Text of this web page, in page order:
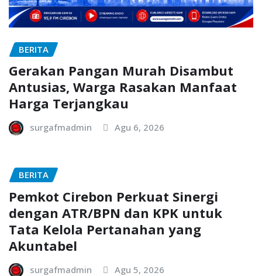
BERITA
Gerakan Pangan Murah Disambut
Antusias, Warga Rasakan Manfaat
Harga Terjangkau
surgafmadmin Agu 6, 2026
BERITA
Pemkot Cirebon Perkuat Sinergi
dengan ATR/BPN dan KPK untuk
Tata Kelola Pertanahan yang
Akuntabel
surgafmadmin Agu 5, 2026